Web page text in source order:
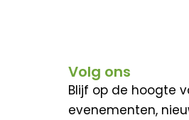
Volg ons
Blijf op de hoogte
evenementen,